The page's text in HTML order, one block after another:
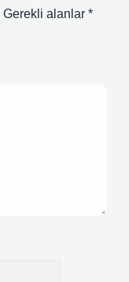
Gerekli alanlar *